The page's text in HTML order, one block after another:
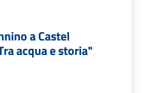
a Castel
acqua e storia"